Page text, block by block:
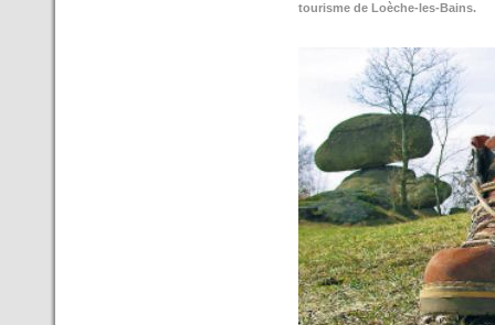
tourisme de Loèche-les-Bains.